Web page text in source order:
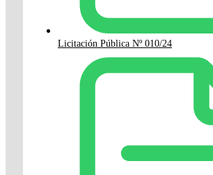
Licitación Pública Nº 010/24